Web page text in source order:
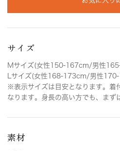
サイズ
Mサイズ(女性150-167cm/男性
Lサイズ(女性168-173cm/男性
※表示サイズは目安となります。着
なります。身長の高い方でも、まず
素材